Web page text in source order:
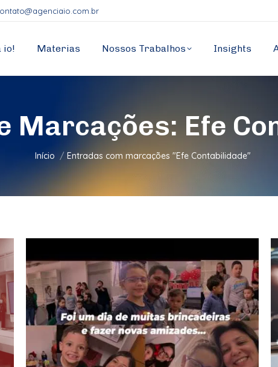
io! Materias Nossos Trabalhos Insights
Marcações: Efe
Você está aqui:
Início Entradas com marcações "Efe Contabilidade"